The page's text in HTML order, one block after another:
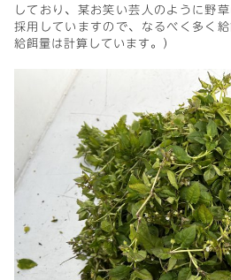
しており、某お笑い芸人のように野
採用していますので、なるべく多く
給餌量は計算しています。）